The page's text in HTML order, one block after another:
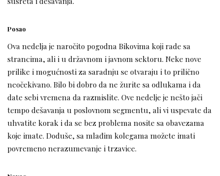
Posao
Ova nedelja je naročito pogodna Bikovima koji rade sa
strancima, ali i u državnom i javnom sektoru. Neke nove
prilike i mogućnosti za saradnju se otvaraju i to prilično
neočekivano. Bilo bi dobro da ne žurite sa odlukama i da
date sebi vremena da razmislite. Ove nedelje je nešto jači
tempo dešavanja u poslovnom segmentu, ali vi uspevate da
uhvatite korak i da se bez problema nosite sa obavezama
koje imate. Doduše, sa mlađim kolegama možete imati
povremeno nerazumevanje i trzavice.